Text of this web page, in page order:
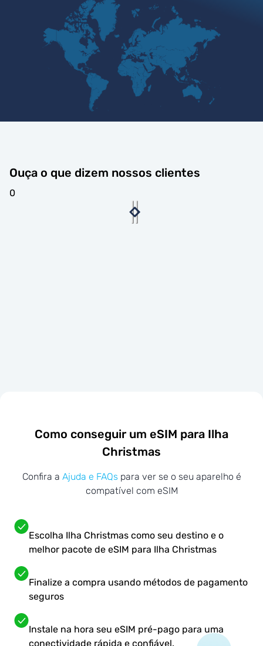
Ouça o que dizem nossos clientes
0
Como conseguir um eSIM para Ilha
Christmas
Confira a Ajuda e FAQs para ver se o seu aparelho é
compatível com eSIM
Escolha Ilha Christmas como seu destino e o
melhor pacote de eSIM para Ilha Christmas
Finalize a compra usando métodos de pagamento
seguros
Instale na hora seu eSIM pré-pago para uma
conectividade rápida e confiável.